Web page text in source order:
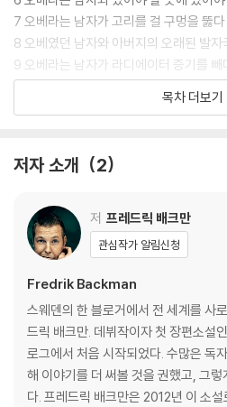
7 오베라는 남자가 고리를 걸 구멍을 뚫다
8 오베였던 남자와 아버지의 오래된 발자
9 오베라는 남자가 라디에이터 증기를 빼
10 오베였던 남자와 오베가 지은 집
11 오베라는 남자와 사다리에서 떨어지
14 오베였던 남자와 기차에 탄 여자
16 오베였던 남자와 숲속의 트럭
17 오베라는 남자와 눈더미에 묻힌 골칫거
18 오베였던 남자와 어니스트라는 고양이
19 오베라는 남자와 다친 채 찾아온 고양이
20 오베라는 남자와 불청객
21 오베였던 남자와 레스토랑에서 외국
22 오베라는 남자와 차고에 갇힌 사람
23 오베였던 남자와 도착하지 못한 버스
24 오베라는 남자와 색칠하는 꼬마 녀석
목차 더보기
저자 소개 2
저 프레드릭 배크만
관심작가 알림신청
Fredrik Backman
스웨덴의 한 블로거에서 전 세계를 사
드릭 배크만. 데뷔작이자 첫 장편소설인
로그에서 처음 시작되었다. 수많은 독
해 이야기를 더 써볼 것을 권했고, 그렇
다. 프레드릭 배크만은 2012년 이 소